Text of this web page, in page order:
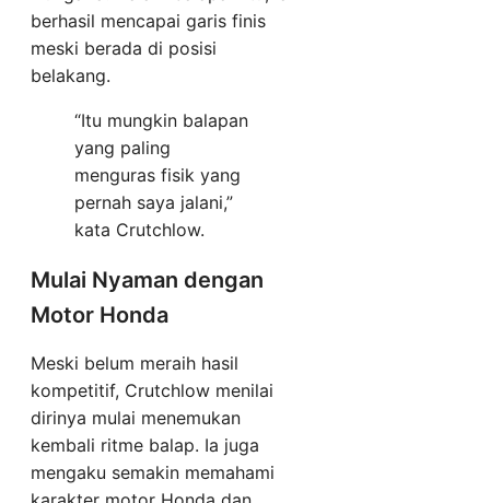
berhasil mencapai garis finis
meski berada di posisi
belakang.
“Itu mungkin balapan
yang paling
menguras fisik yang
pernah saya jalani,”
kata Crutchlow.
Mulai Nyaman dengan
Motor Honda
Meski belum meraih hasil
kompetitif, Crutchlow menilai
dirinya mulai menemukan
kembali ritme balap. Ia juga
mengaku semakin memahami